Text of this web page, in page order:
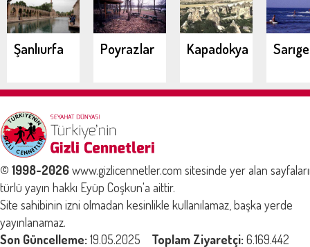
Şanlıurfa Poyrazlar Kapadokya
© 1998-2026www.gizlicennetler.com sitesinde yer alan
türlü yayın hakkı Eyüp Coşkun'a aittir.
Site sahibinin izni olmadan kesinlikle kullanılamaz, başka yerde
yayınlanamaz.
Son Güncelleme:19.05.2025 Toplam Ziyaretçi:6.169.442